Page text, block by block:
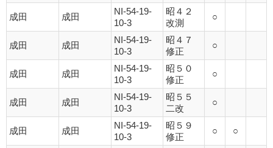
成田 成田
NI-54-19-
10-3
昭４２
改測
○
成田 成田
NI-54-19-
10-3
昭４７
修正
○
成田 成田
NI-54-19-
10-3
昭５０
修正
○
成田 成田
NI-54-19-
10-3
昭５５
二改
○
成田 成田
NI-54-19-
10-3
昭５９
修正
○ ○